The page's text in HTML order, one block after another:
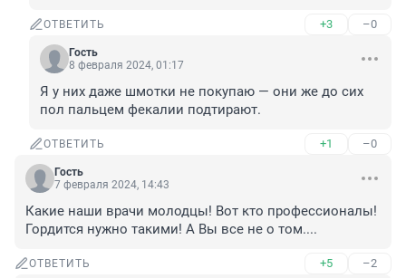
ОТВЕТИТЬ +3 –0
Гость
8 февраля 2024, 01:17
Я у них даже шмотки не покупаю — они же до сих
пол пальцем фекалии подтирают.
ОТВЕТИТЬ +1 –0
Гость
7 февраля 2024, 14:43
Какие наши врачи молодцы! Вот кто профессионалы!
Гордится нужно такими! А Вы все не о том....
ОТВЕТИТЬ +5 –2